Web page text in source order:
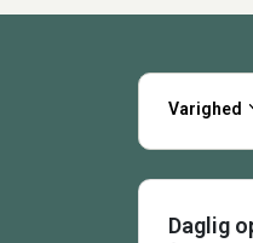
Varighed
Daglig